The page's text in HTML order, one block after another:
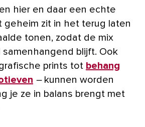
hier en daar een echte
geheim zit in het terug laten
tonen, zodat de mix
samenhangend blijft. Ook
prints tot behang
–kunnen worden
je ze in balans brengt met